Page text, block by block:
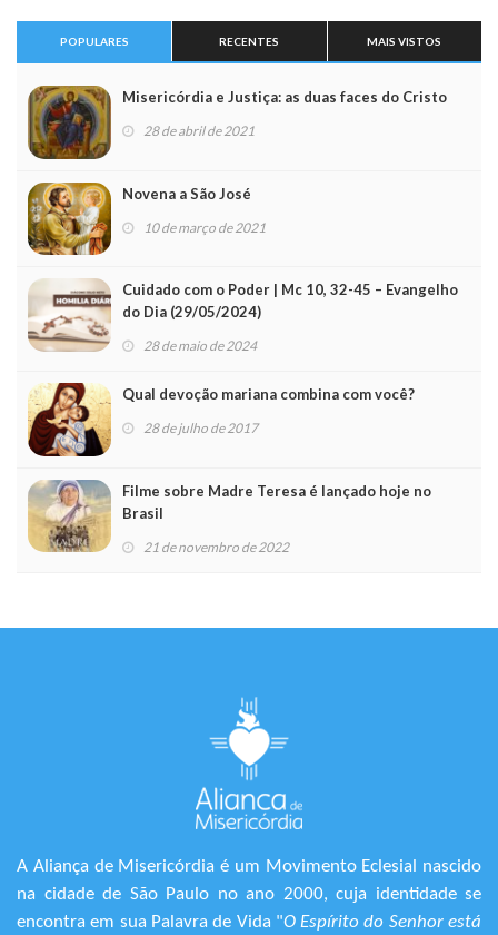
POPULARES RECENTES MAIS VISTOS
Misericórdia e Justiça: as duas faces do Cristo
28 de abril de 2021
Novena a São José
10 de março de 2021
Cuidado com o Poder | Mc 10, 32-45 – Evangelho
do Dia (29/05/2024)
28 de maio de 2024
Qual devoção mariana combina com você?
28 de julho de 2017
Filme sobre Madre Teresa é lançado hoje no
Brasil
21 de novembro de 2022
A Aliança de Misericórdia é um Movimento Eclesial nascido
na cidade de São Paulo no ano 2000, cuja identidade se
encontra em sua Palavra de Vida "O Espírito do Senhor está